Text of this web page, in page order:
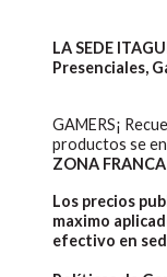
LA SEDE
Presenciales,
GAMERS¡
productos se
ZONA
Los precios
maximo
efectivo en